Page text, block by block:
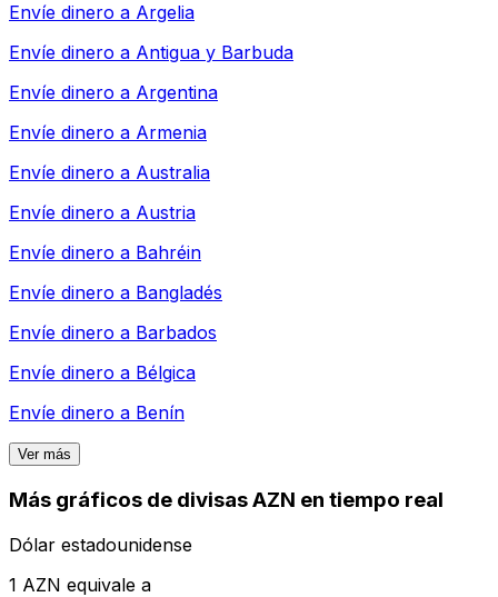
Envíe dinero a Argelia
Envíe dinero a Antigua y Barbuda
Envíe dinero a Argentina
Envíe dinero a Armenia
Envíe dinero a Australia
Envíe dinero a Austria
Envíe dinero a Bahréin
Envíe dinero a Bangladés
Envíe dinero a Barbados
Envíe dinero a Bélgica
Envíe dinero a Benín
Ver más
Más gráficos de divisas AZN en tiempo real
Dólar estadounidense
1 AZN equivale a